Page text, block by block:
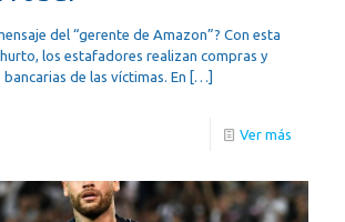
del “gerente de Amazon”? Con esta
los estafadores realizan compras y
de las víctimas. En […]
Ver más